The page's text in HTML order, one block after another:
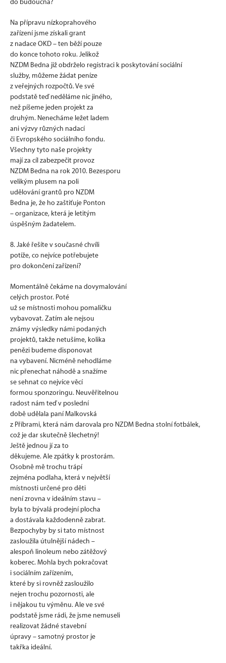
do budoucna?
Na přípravu nízkoprahového
zařízení jsme získali grant
z nadace OKD – ten běží pouze
do konce tohoto roku. Jelikož
NZDM Bedna již obdrželo registraci k poskytování sociální
služby, můžeme žádat peníze
z veřejných rozpočtů. Ve své
podstatě teď neděláme nic jiného,
než píšeme jeden projekt za
druhým. Nenecháme ležet ladem
ani výzvy různých nadací
či Evropského sociálního fondu.
Všechny tyto naše projekty
mají za cíl zabezpečit provoz
NZDM Bedna na rok 2010. Bezesporu
velikým plusem na poli
udělování grantů pro NZDM
Bedna je, že ho zaštiťuje Ponton
– organizace, která je letitým
úspěšným žadatelem.
8. Jaké řešíte v současné chvíli
potíže, co nejvíce potřebujete
pro dokončení zařízení?
Momentálně čekáme na dovymalování
celých prostor. Poté
už se místnosti mohou pomaličku
vybavovat. Zatím ale nejsou
známy výsledky námi podaných
projektů, takže netušíme, kolika
penězi budeme disponovat
na vybavení. Nicméně nehodláme
nic přenechat náhodě a snažíme
se sehnat co nejvíce věcí
formou sponzoringu. Neuvěřitelnou
radost nám teď v poslední
době udělala paní Malkovská
z Příbrami, která nám darovala pro NZDM Bedna stolní fotbálek,
což je dar skutečně šlechetný!
Ještě jednou jí za to
děkujeme. Ale zpátky k prostorám.
Osobně mě trochu trápí
zejména podlaha, která v největší
místnosti určené pro děti
není zrovna v ideálním stavu –
byla to bývalá prodejní plocha
a dostávala každodenně zabrat.
Bezpochyby by si tato místnost
zasloužila útulnější nádech –
alespoň linoleum nebo zátěžový
koberec. Mohla bych pokračovat
i sociálním zařízením,
které by si rovněž zasloužilo
nejen trochu pozornosti, ale
i nějakou tu výměnu. Ale ve své
podstatě jsme rádi, že jsme nemuseli
realizovat žádné stavební
úpravy – samotný prostor je
takřka ideální.